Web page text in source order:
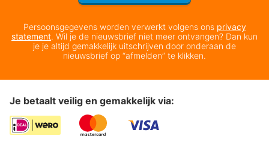
Persoonsgegevens worden verwerkt volgens ons privacy
statement. Wil je de nieuwsbrief niet meer ontvangen? Dan kun
je je altijd gemakkelijk uitschrijven door onderaan de
nieuwsbrief op “afmelden” te klikken.
Je betaalt veilig en gemakkelijk via: